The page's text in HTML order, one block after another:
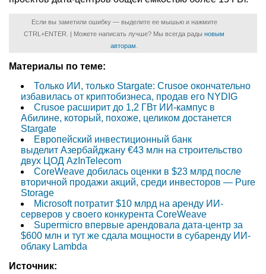
Если вы заметили ошибку — выделите ее мышью и нажмите
CTRL+ENTER. | Можете написать лучше? Мы всегда рады новым
авторам
Материалы по теме:
Только ИИ, только Stargate: Crusoe окончательно
избавилась от криптобизнеса, продав его NYDIG
Crusoe расширит до 1,2 ГВт ИИ-кампус в
Абилине, который, похоже, целиком достанется
Stargate
Европейский инвестиционный банк
выделит Азербайджану €43 млн на строительство
двух ЦОД AzInTelecom
CoreWeave добилась оценки в $23 млрд после
вторичной продажи акций, среди инвесторов — Pure
Storage
Microsoft потратит $10 млрд на аренду ИИ-
серверов у своего конкурента CoreWeave
Supermicro впервые арендовала дата-центр за
$600 млн и тут же сдала мощности в субаренду ИИ-
облаку Lambda
Источник: